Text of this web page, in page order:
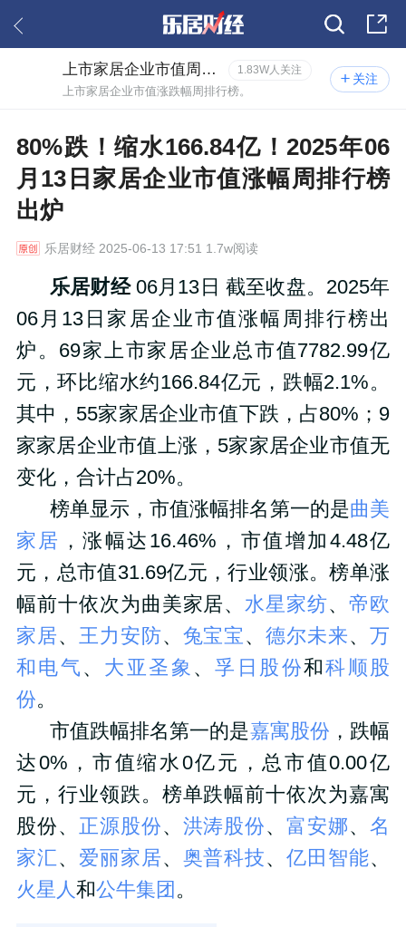
关注
上市家居企业市值周排行榜 1.83W人关注
上市家居企业市值涨跌幅周排行榜。
80%跌！缩水166.84亿！2025年06
月13日家居企业市值涨幅周排行榜
出炉
乐居财经2025-06-13 17:51 1.7w阅读
乐居财经06月13日 截至收盘。2025年
06月13日家居企业市值涨幅周排行榜出
炉。69家上市家居企业总市值7782.99亿
元，环比缩水约166.84亿元，跌幅2.1%。
其中，55家家居企业市值下跌，占80%；9
家家居企业市值上涨，5家家居企业市值无
变化，合计占20%。
榜单显示，市值涨幅排名第一的是曲美
家居 ，涨幅达16.46%，市值增加4.48亿
元，总市值31.69亿元，行业领涨。榜单涨
幅前十依次为曲美家居、 水星家纺、帝欧
家居、 王力安防、 兔宝宝 、德尔未来、万
和电气 、 大亚圣象 、孚日股份和科顺股
份。
市值跌幅排名第一的是嘉寓股份 ，跌幅
达0%，市值缩水0亿元，总市值0.00亿
元，行业领跌。榜单跌幅前十依次为嘉寓
股份、 正源股份、 洪涛股份、富安娜、名
家汇、 爱丽家居、 奥普科技、亿田智能、
火星人 和公牛集团 。